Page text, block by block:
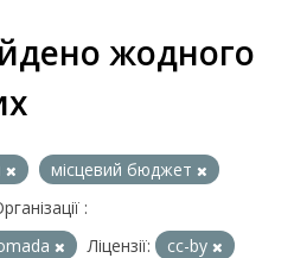
жодного
місцевий бюджет
:
Ліцензії:
cc-by